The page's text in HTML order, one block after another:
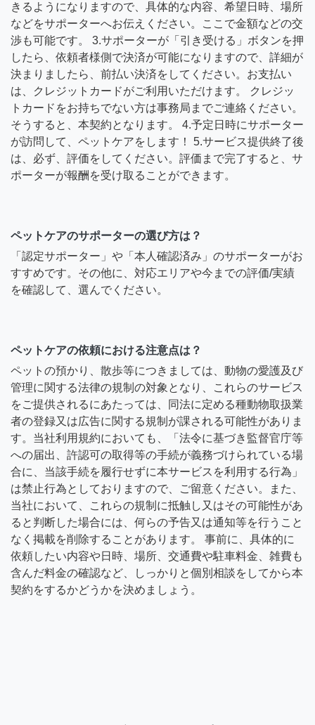
きるようになりますので、具体的な内容、希望日時、場所
などをサポーターへお伝えください。ここで金額などの交
渉も可能です。 3.サポーターが「引き受ける」ボタンを押
したら、依頼者様側で決済が可能になりますので、詳細が
決まりましたら、前払い決済をしてください。お支払い
は、クレジットカードがご利用いただけます。 クレジッ
トカードをお持ちでない方は事務局までご連絡ください。
そうすると、本契約となります。 4.予定日時にサポーター
が訪問して、ペットケアをします！ 5.サービス提供終了後
は、必ず、評価をしてください。評価まで完了すると、サ
ポーターが報酬を受け取ることができます。
ペットケアのサポーターの選び方は？
「認定サポーター」や「本人確認済み」のサポーターがお
すすめです。その他に、対応エリアや今までの評価/実績
を確認して、選んでください。
ペットケアの依頼における注意点は？
ペットの預かり、散歩等につきましては、動物の愛護及び
管理に関する法律の規制の対象となり、これらのサービス
をご提供されるにあたっては、同法に定める種動物取扱業
者の登録又は広告に関する規制が課される可能性がありま
す。当社利用規約においても、「法令に基づき監督官庁等
への届出、許認可の取得等の手続が義務づけられている場
合に、当該手続を履行せずに本サービスを利用する行為」
は禁止行為としておりますので、ご留意ください。また、
当社において、これらの規制に抵触し又はその可能性があ
ると判断した場合には、何らの予告又は通知等を行うこと
なく掲載を削除することがあります。 事前に、具体的に
依頼したい内容や日時、場所、交通費や駐車料金、雑費も
含んだ料金の確認など、しっかりと個別相談をしてから本
契約をするかどうかを決めましょう。